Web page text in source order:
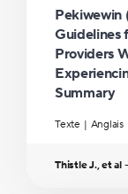
Pekiwewin
Guidelines
Providers
Summary
Texte Anglais
Thistle J., et al-